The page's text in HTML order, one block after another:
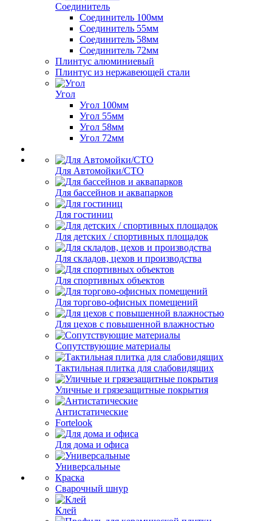
Соединитель
Соединитель 100мм
Соединитель 55мм
Соединитель 58мм
Соединитель 72мм
Плинтус алюминиевый
Плинтус из нержавеющей стали
Угол
Угол 100мм
Угол 55мм
Угол 58мм
Угол 72мм
Для Автомойки/СТО
Для бассейнов и аквапарков
Для гостиниц
Для детских / спортивных площадок
Для складов, цехов и производства
Для спортивных объектов
Для торгово-офисных помещений
Для цехов с повышенной влажностью
Сопутствующие материалы
Тактильная плитка для слабовидящих
Уличные и грязезащитные покрытия
Антистатические
Fortelook
Для дома и офиса
Универсальные
Краска
Сварочный шнур
Клей